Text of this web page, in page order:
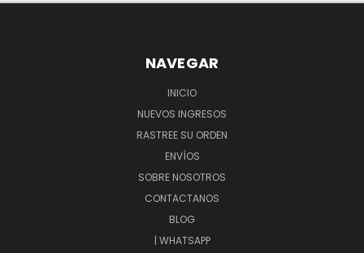
NAVEGAR
INICIO
NUEVOS INGRESOS
RASTREE SU ORDEN
ENVÍOS
SOBRE NOSOTROS
CONTACTANOS
BLOG
| WHATSAPP